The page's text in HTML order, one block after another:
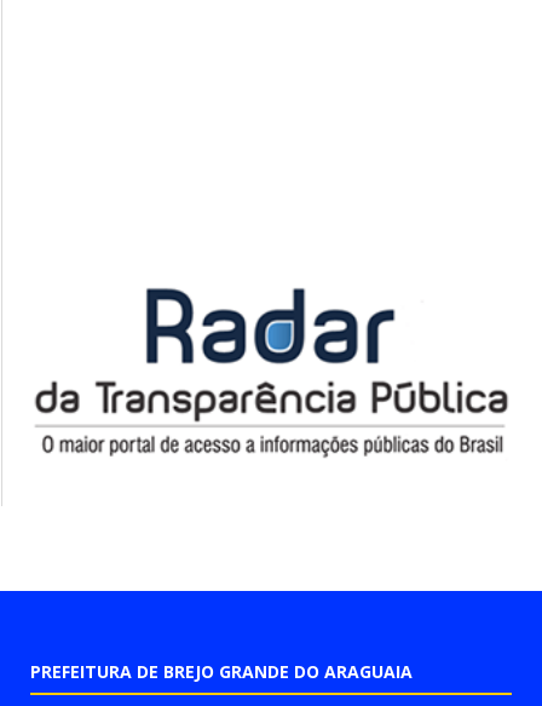
PREFEITURA DE BREJO GRANDE DO ARAGUAIA